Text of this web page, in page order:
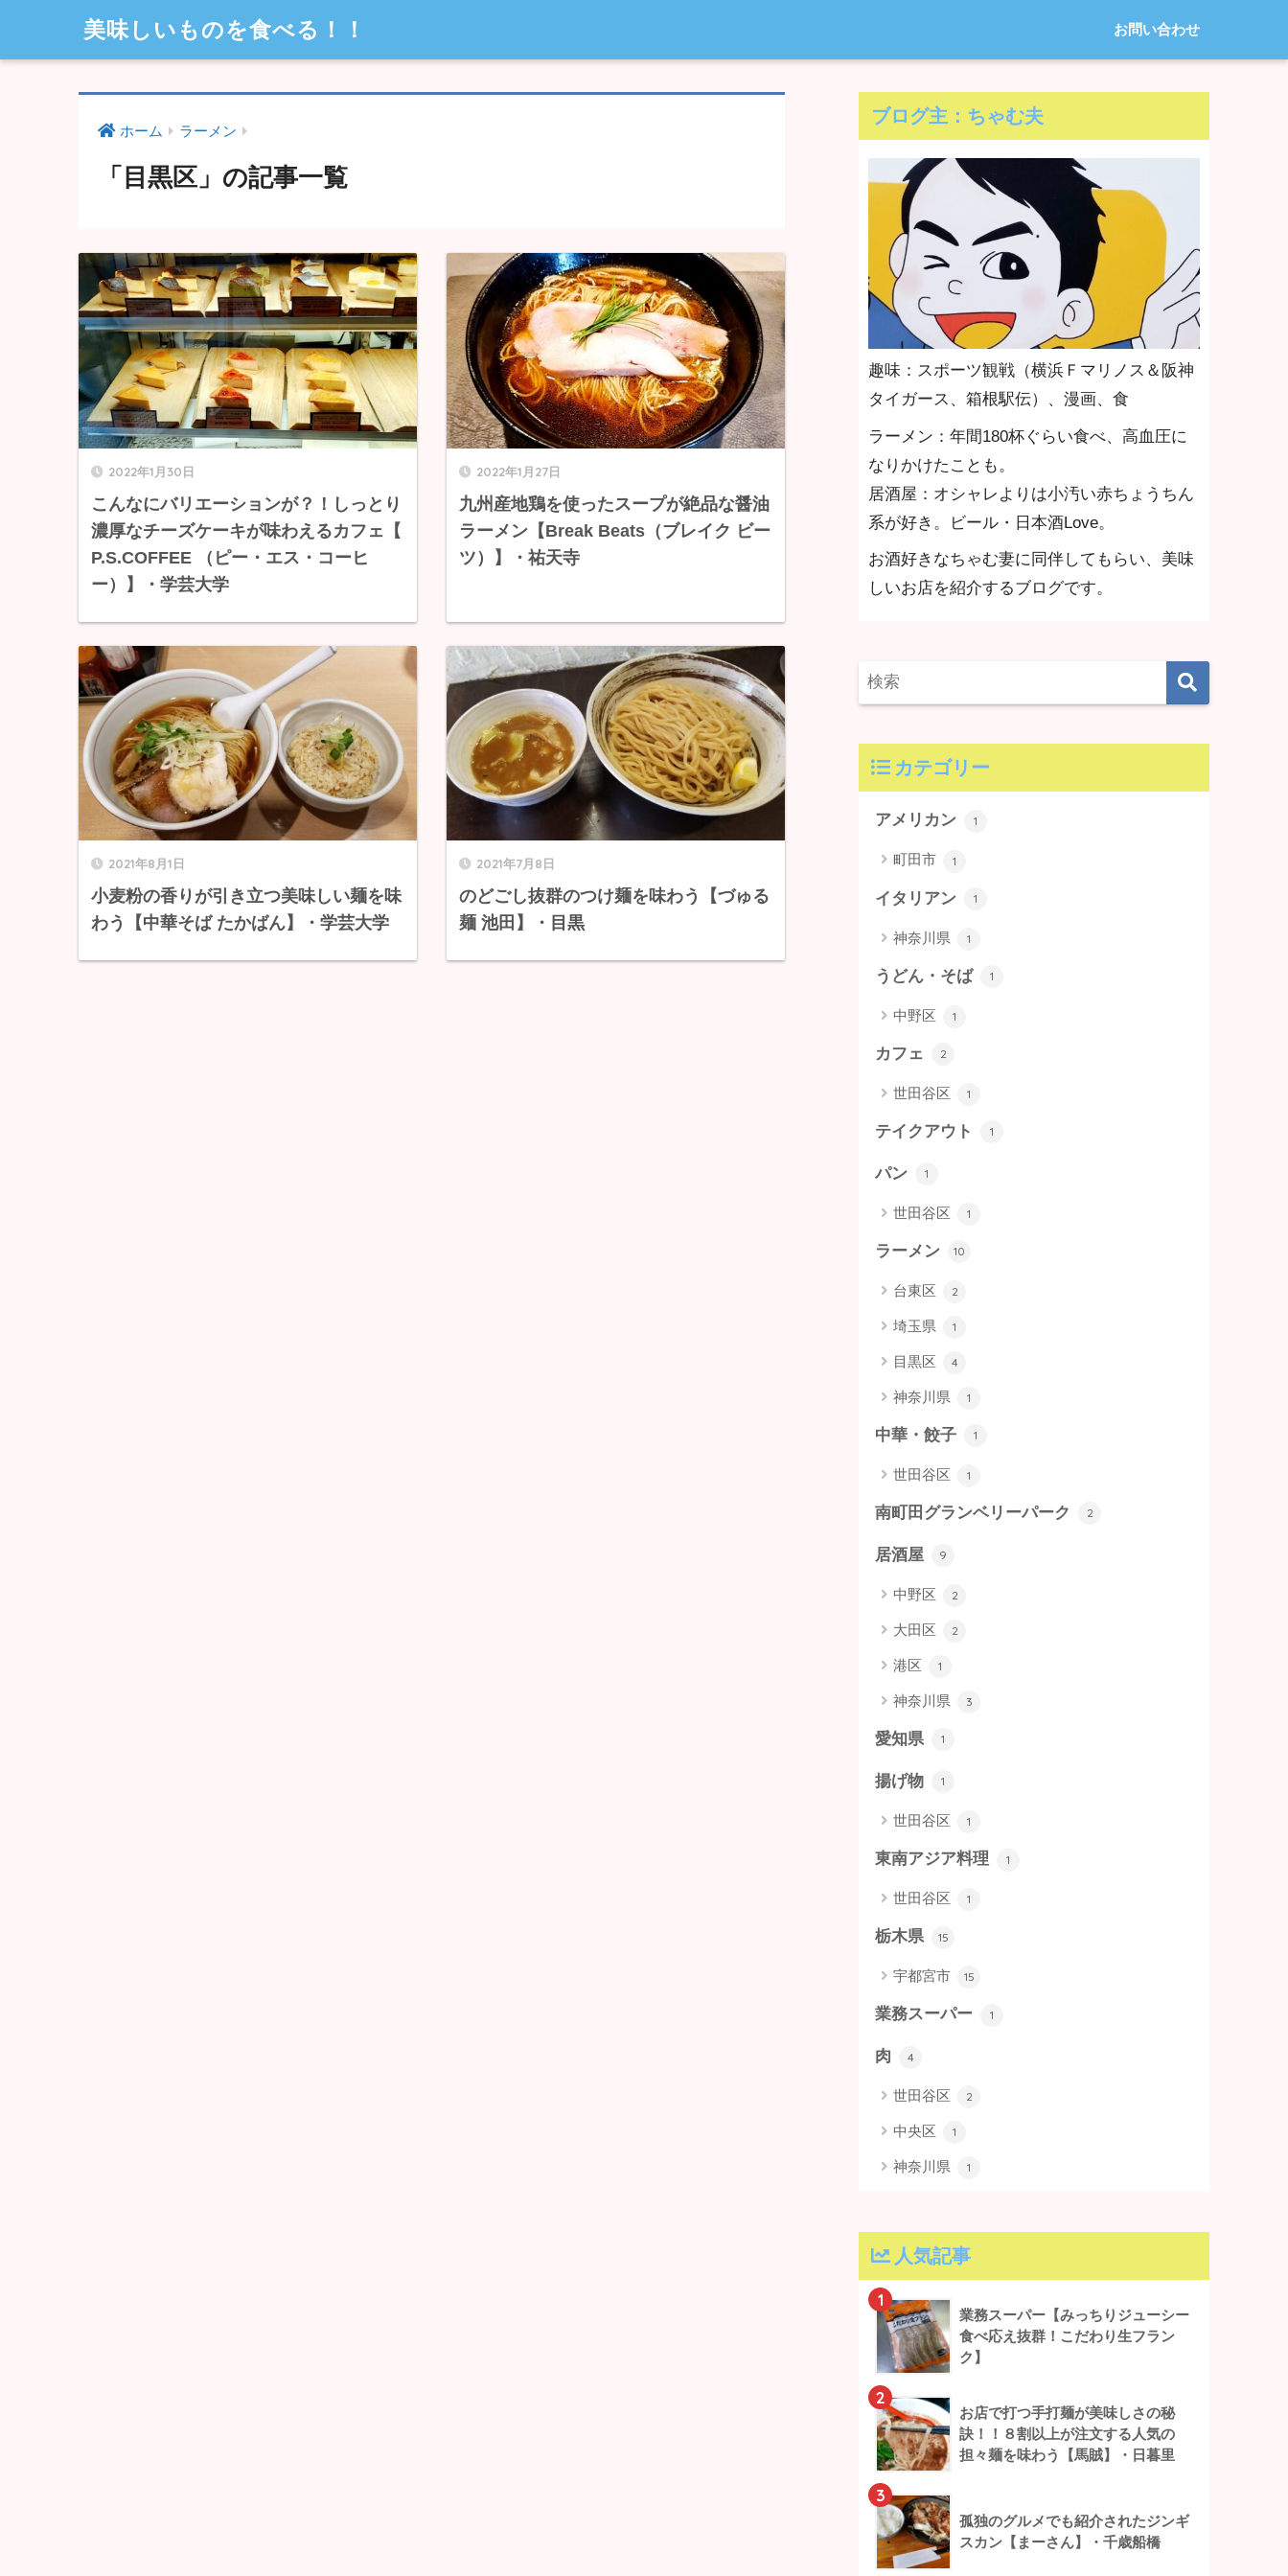
美味しいものを食べる！！ お問い合わせ
ホーム ラーメン
「目黒区」の記事一覧
2022年1月30日
こんなにバリエーションが？！しっとり
濃厚なチーズケーキが味わえるカフェ【
P.S.COFFEE （ピー・エス・コーヒ
ー）】・学芸大学
2022年1月27日
九州産地鶏を使ったスープが絶品な醤油
ラーメン【Break Beats（ブレイク ビー
ツ）】・祐天寺
2021年8月1日
小麦粉の香りが引き立つ美味しい麺を味
わう【中華そば たかばん】・学芸大学
2021年7月8日
のどごし抜群のつけ麺を味わう【づゅる
麺 池田】・目黒
ブログ主：ちゃむ夫
趣味：スポーツ観戦（横浜Ｆマリノス＆阪神
タイガース、箱根駅伝）、漫画、食
ラーメン：年間180杯ぐらい食べ、高血圧に
なりかけたことも。
居酒屋：オシャレよりは小汚い赤ちょうちん
系が好き。ビール・日本酒Love。
お酒好きなちゃむ妻に同伴してもらい、美味
しいお店を紹介するブログです。
カテゴリー
アメリカン 1
町田市 1
イタリアン 1
神奈川県 1
うどん・そば 1
中野区 1
カフェ 2
世田谷区 1
テイクアウト 1
パン 1
世田谷区 1
ラーメン 10
台東区 2
埼玉県 1
目黒区 4
神奈川県 1
中華・餃子 1
世田谷区 1
南町田グランベリーパーク 2
居酒屋 9
中野区 2
大田区 2
港区 1
神奈川県 3
愛知県 1
揚げ物 1
世田谷区 1
東南アジア料理 1
世田谷区 1
栃木県 15
宇都宮市 15
業務スーパー 1
肉 4
世田谷区 2
中央区 1
神奈川県 1
人気記事
1
業務スーパー【みっちりジューシー
食べ応え抜群！こだわり生フラン
ク】
2
お店で打つ手打麺が美味しさの秘
訣！！８割以上が注文する人気の
担々麺を味わう【馬賊】・日暮里
3
孤独のグルメでも紹介されたジンギ
スカン【まーさん】・千歳船橋